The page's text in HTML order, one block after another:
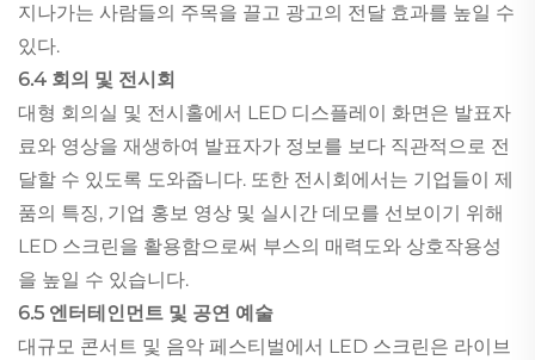
지나가는 사람들의 주목을 끌고 광고의 전달 효과를 높일 수
있다.
6.4 회의 및 전시회
대형 회의실 및 전시홀에서 LED 디스플레이 화면은 발표자
료와 영상을 재생하여 발표자가 정보를 보다 직관적으로 전
달할 수 있도록 도와줍니다. 또한 전시회에서는 기업들이 제
품의 특징, 기업 홍보 영상 및 실시간 데모를 선보이기 위해
LED 스크린을 활용함으로써 부스의 매력도와 상호작용성
을 높일 수 있습니다.
6.5 엔터테인먼트 및 공연 예술
대규모 콘서트 및 음악 페스티벌에서 LED 스크린은 라이브